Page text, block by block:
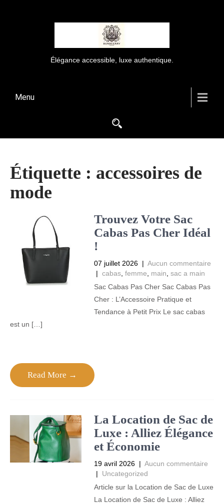
Élégance accessible, luxe authentique.
Menu
Étiquette : accessoires de
mode
Trouvez Votre Sac
Cabas Pas Cher Idéal
!
07 juillet 2026 | Aucun commentaire
| cabas, femme main sac a main
Sac Cabas Pas Cher Sac Cabas Pas
Cher : L’Accessoire Pratique et
Tendance à Petit Prix Le sac cabas
est un […]
Read More →
La Location de Sac de
Luxe : Alliez Élégance
et Économie
19 avril 2026 | Aucun commentaire
| Uncategorized
Article sur la Location de Sac de Luxe
La Location de Sac de Luxe : Alliez